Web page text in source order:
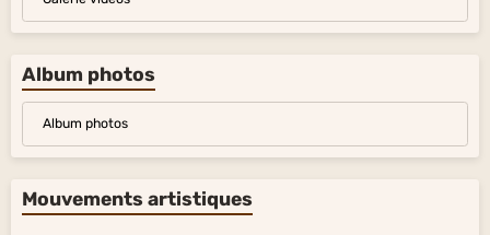
Album photos
Album photos
Mouvements artistiques